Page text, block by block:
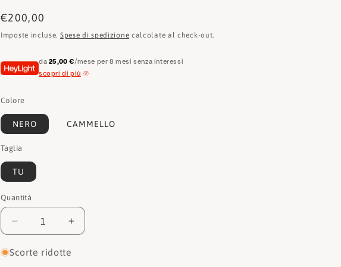
o
r
i
Prezzo
di
€200,00
Imposte incluse. Spese di spedizione calcolate al check-out.
da 25,00 €/mese per 8 mesi senza interessi
scopri di più
Colore
NERO CAMMELLO
Taglia
TU
Quantità
Quantità
Diminuisci
quantità
per
Aumenta
quantità
per
Scorte ridotte